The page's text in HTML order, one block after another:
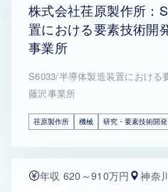
株式会社荏原製作所：
置における要素技術開
事業所
S6033/半導体製造装置における
藤沢事業所
荏原製作所 機械 研究・要素技術開発
年収 620～910万円 神奈